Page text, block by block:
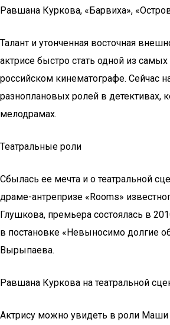
Равшана Куркова, «Барвиха»,
Талант и утонченная восточная
актрисе быстро стать одной из
российском кинематографе. Сейчас
разноплановых ролей в детективах,
мелодрамах.
Театральные роли
Сбылась ее мечта и о театральной
драме-антрепризе «Rooms»
Глушкова, премьера состоялась в
в постановке «Невыносимо долгие
Вырыпаева.
Равшана Куркова на театральной
Актрису можно увидеть в роли Маши